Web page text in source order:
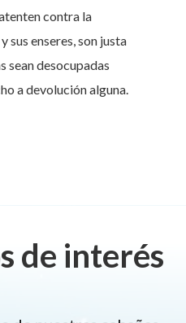
contra la
sus enseres, son justa
sean desocupadas
a devolución alguna.
de interés